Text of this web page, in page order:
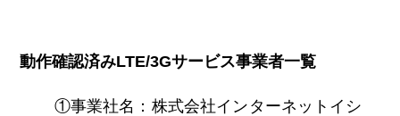
動作確認済みLTE/3Gサービス事業者一覧
①事業社名：株式会社インターネットイシ